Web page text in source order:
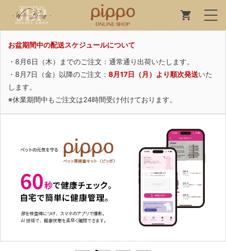
お盆期間中の配送スケジュールについて
・8月6日（木）までのご注文：通常通り出荷いたします。
・8月7日（金）以降のご注文： 8月17日（月）より順次発送いた
します。
※休業期間中もご注文は24時間受け付けております。